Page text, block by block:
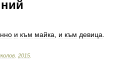
и към майка и към девица
2015